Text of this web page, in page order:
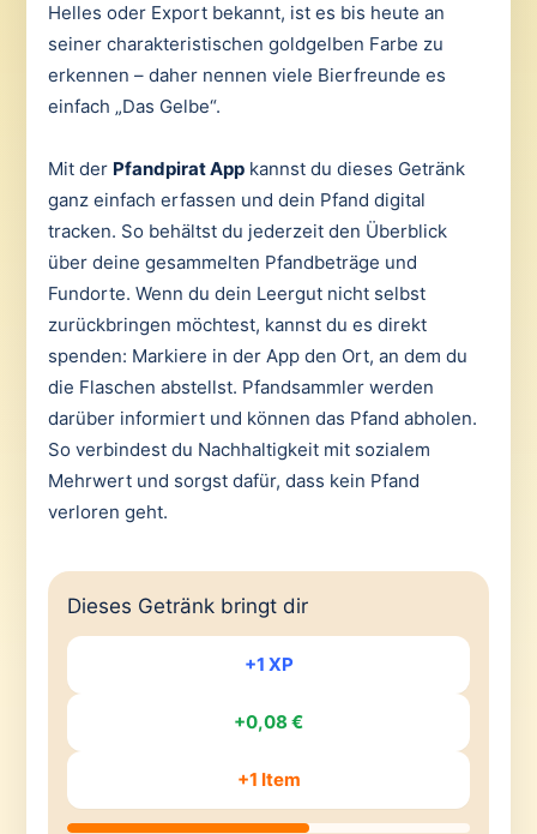
Helles oder Export bekannt, ist es bis heute an
seiner charakteristischen goldgelben Farbe zu
erkennen – daher nennen viele Bierfreunde es
einfach „Das Gelbe“.
Mit der Pfandpirat Appkannst du dieses Getränk
ganz einfach erfassen und dein Pfand digital
tracken. So behältst du jederzeit den Überblick
über deine gesammelten Pfandbeträge und
Fundorte. Wenn du dein Leergut nicht selbst
zurückbringen möchtest, kannst du es direkt
spenden: Markiere in der App den Ort, an dem du
die Flaschen abstellst. Pfandsammler werden
darüber informiert und können das Pfand abholen.
So verbindest du Nachhaltigkeit mit sozialem
Mehrwert und sorgst dafür, dass kein Pfand
verloren geht.
Dieses Getränk bringt dir
+1 XP
+0,08 €
+1 Item